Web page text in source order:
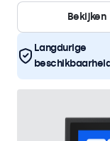
Bekijken
Langdurige